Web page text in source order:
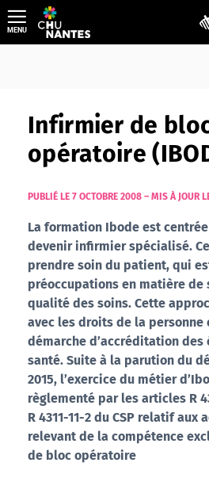
Aller
au
contenu
MENU
Infirmier de
opératoire
PUBLIÉ LE 7 OCTOBRE 2008 – MIS À JOUR
La formation Ibode est
devenir infirmier spécialisé.
prendre soin du patient, qui
préoccupations en matière de
qualité des soins. Cette
avec les droits de la personne
démarche d’accréditation
santé. Suite à la parution du
2015, l’exercice du métier
règlementé par les articles R
R 4311-11-2 du CSP relatif aux
relevant de la compétence
de bloc opératoire